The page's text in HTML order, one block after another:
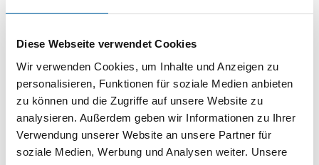
Diese Webseite verwendet Cookies
Wir verwenden Cookies, um Inhalte und Anzeigen zu
personalisieren, Funktionen für soziale Medien anbieten
zu können und die Zugriffe auf unsere Website zu
analysieren. Außerdem geben wir Informationen zu Ihrer
Verwendung unserer Website an unsere Partner für
soziale Medien, Werbung und Analysen weiter. Unsere
Lange Lebensdauer beim Reinigen von Stahl! Vermessingter
gewellter Draht für leichtere Reinigungsarbeiten Benötigst du
eine langlebige Topfbürste zum Reinigen großer
Stahlflächen? Dann ist die PRO Metal clean Topfbürste die
richtige Wahl. Wir haben sie mit hochwertigem,